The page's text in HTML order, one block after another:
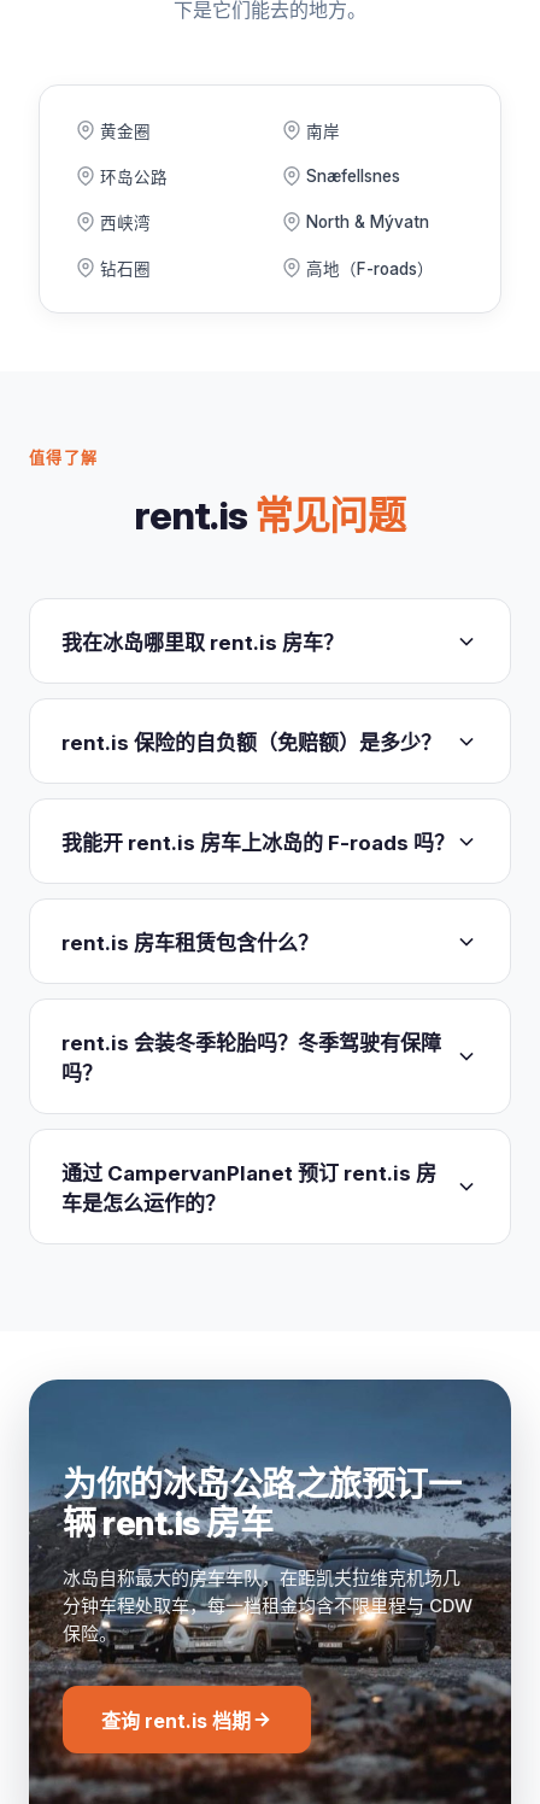
下是它们能去的地方。
黄金圈 南岸
环岛公路 Snæfellsnes
西峡湾 North & Mývatn
钻石圈 高地（F-roads）
值得了解
rent.is 常见问题
我在冰岛哪里取 rent.is 房车？
只有一个车库：Flugvellir 22, 230 Keflavik，距凯夫
拉维克机场（KEF）约五分钟车程。航站楼内没有柜
台，雷克雅未克也没有办公室。落地后走到到达区，
等着。还车在同一地点，之后接驳车约五分钟把你送
回 KEF。只有登记在册的主驾驶才能取车，须持有
rent.is 保险的自负额（免赔额）是多少？
基础 CDW 已含在每日租金中，但自担风险不低：
450,000 ISK，等同于取车时收取的可退押金。
Premium 套餐（增加 Super CDW、盗窃、碎石及
驶，并将其降至 0 ISK。请注意，rent.is 不会单独公
布碎石或沙/火山灰的逐项免赔额；这些都并入套餐
退罚款押金。
我能开 rent.is 房车上冰岛的 F-roads 吗？
只有 4x4 房车可以。rent.is 说得很直白：标准 2WD
面包车一律不准上 F-roads，没有例外。前往高地你
需要 VW California 4x4、配车顶帐篷的 Dacia
号公路和 208 号公路的部分路段，但绝不可涉水过
河。值得知道的是：没有任何一档 rent.is 保险, 即便
是 Platinum, 能覆盖涉水/过河或底盘损坏，所以渡浅
rent.is 房车租赁包含什么？
不限里程和基础 CDW 已含在每日租金中，没有意外
费用。每辆房车都配备齐全：双人床（140x200
cm）、两个睡袋、床单和枕头、Webasto 外加便携
2026 年 1 月 1 日起，每日加收 1,550 ISK 的政府道路
税，混合动力车另加 500 ISK/天。
rent.is 会装冬季轮胎吗？冬季驾驶有保障
吗？
会。每一辆 rent.is 房车和自行式房车在整个冬季都
使用钉胎，且未声明额外收费, 在二月份 Þingvellir 周
边或南岸结冰的路面上，这一点很重要。取暖也是标
通过 CampervanPlanet 预订 rent.is 房
车是怎么运作的？
房车，且无需预付款，因为 rent.is 采用先预订后付
的可退押金。出发前先比较各档保险：Premium 或
Platinum 升级在预订流程中确定，而非到柜台再
选。
为你的冰岛公路之旅预订一
辆 rent.is 房车
冰岛自称最大的房车车队，在距凯夫拉维克机场几
分钟车程处取车，每一档租金均含不限里程与 CDW
保险。
查询 rent.is 档期